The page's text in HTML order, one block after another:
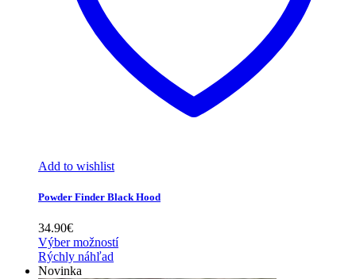
Add to wishlist
Powder Finder Black Hood
34.90€
Výber možností
Rýchly náhľad
Novinka